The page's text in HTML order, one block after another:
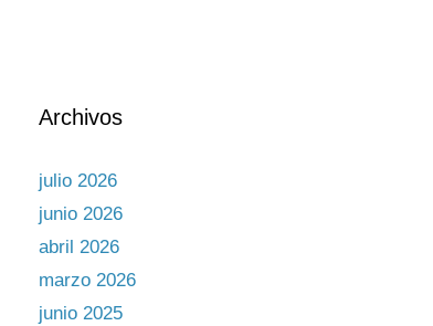
Archivos
julio 2026
junio 2026
abril 2026
marzo 2026
junio 2025